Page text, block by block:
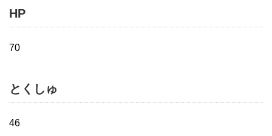
HP
70
とくしゅ
46